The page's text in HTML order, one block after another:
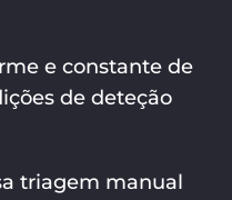
e constante de
de deteção
triagem manual